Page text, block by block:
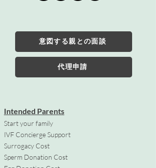
意図する親との面談
代理申請
Intended Parents
Start your family
IVF Concierge Support
Surrogacy Cost
Sperm Donation Cost